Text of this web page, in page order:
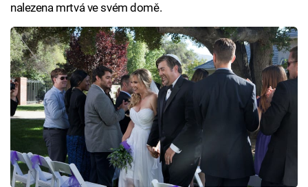
nalezena mrtvá ve svém domě.